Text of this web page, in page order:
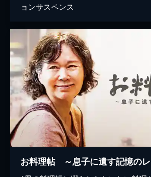
ョンサスペンス
お料理帖 ～息子に遺す記憶のレ